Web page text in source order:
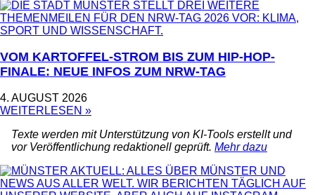
VOM KARTOFFEL-STROM BIS ZUM HIP-HOP-
FINALE: NEUE INFOS ZUM NRW-TAG
4. AUGUST 2026
WEITERLESEN »
Texte werden mit Unterstützung von KI-Tools erstellt und
vor Veröffentlichung redaktionell geprüft. Mehr dazu